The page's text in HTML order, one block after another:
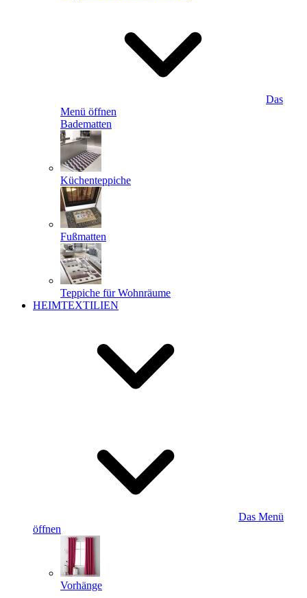
Das
Menü öffnen
Badematten
Küchenteppiche
Fußmatten
Teppiche für Wohnräume
HEIMTEXTILIEN
Das Menü
öffnen
Vorhänge